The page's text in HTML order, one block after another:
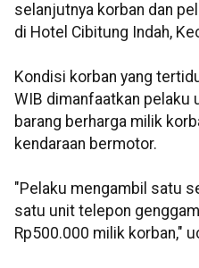
selanjutnya korban dan
di Hotel Cibitung Indah,
Kondisi korban yang
WIB dimanfaatkan pelaku
barang berharga milik
kendaraan bermotor.
"Pelaku mengambil satu
satu unit telepon
Rp500.000 milik korban,"